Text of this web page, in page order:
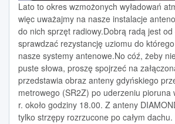
Lato to okres wzmożonych wyładowań
więc uważajmy na nasze instalacje
do nich sprzęt radiowy.Dobrą radą jest
sprawdzać rezystancję uziomu do
nasze systemy antenowe.No cóź, żeby
puste słowa, proszę spojrzeć na
przedstawia obraz anteny gdyńskiego
metrowego (SR2Z) po uderzeniu pioruna
r. około godziny 18.00. Z anteny
tylko strzępy rozrzucone po całym